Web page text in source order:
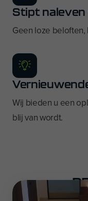
Stipt naleven
Geen loze beloften,
Wij bieden u een
blij van wordt.